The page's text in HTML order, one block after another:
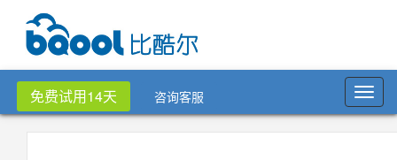
免费试用14天 咨询客服